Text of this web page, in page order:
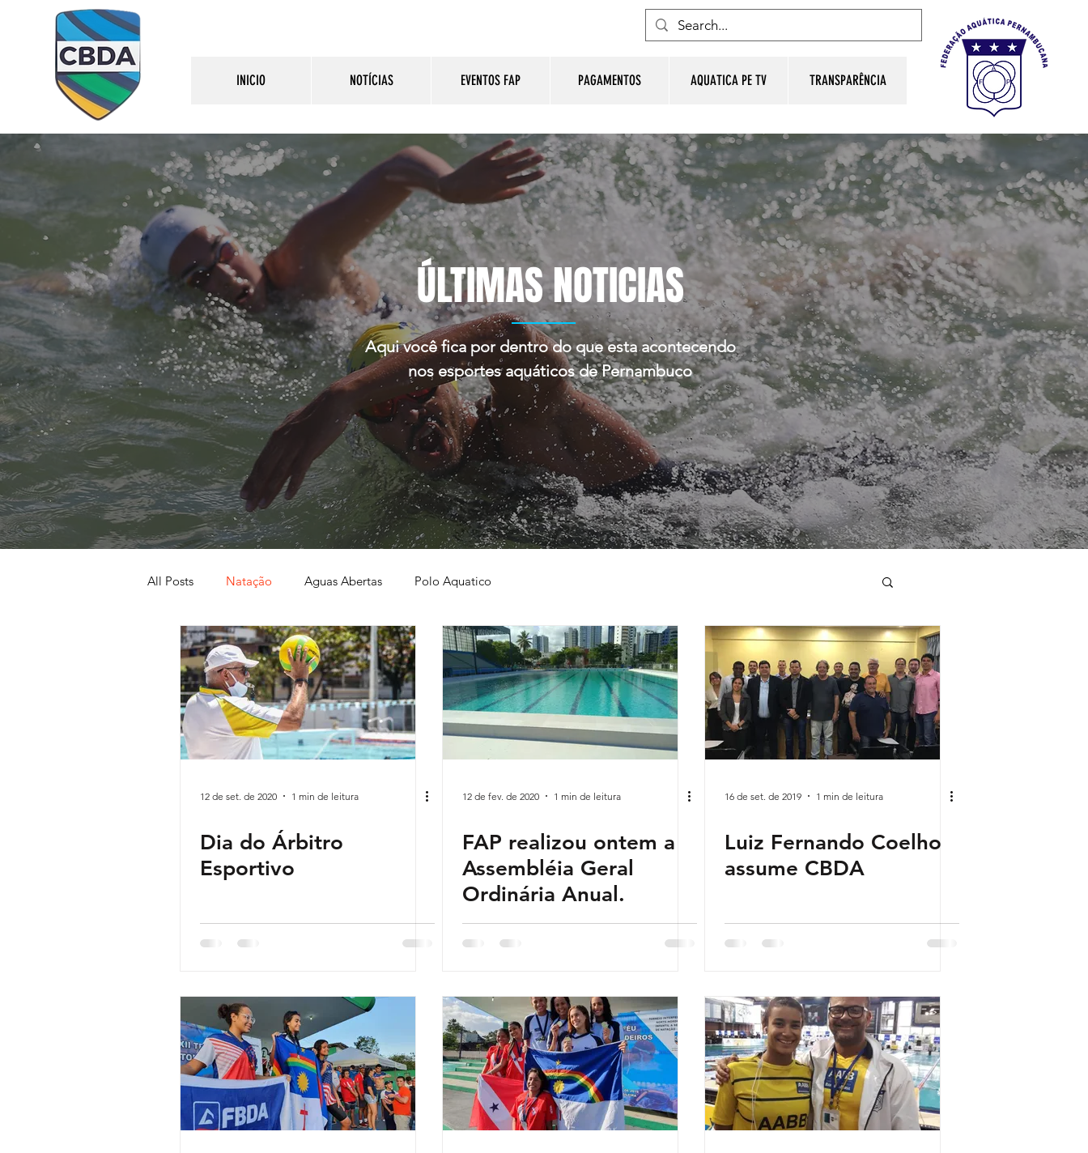
INICIO NOTÍCIAS EVENTOS FAP PAGAMENTOS AQUATICA PE TV TRANSPARÊNCIA
ÚLTIMAS NOTICIAS
Aqui você fica por dentro do que esta acontecendo
nos esportes aquáticos de Pernambuco
All Posts Natação Aguas Abertas Polo Aquatico
12 de set. de 2020 1 min de leitura
Dia do Árbitro
Esportivo
12 de fev. de 2020 1 min de leitura
FAP realizou ontem a
Assembléia Geral
Ordinária Anual.
16 de set. de 2019 1 min de leitura
Luiz Fernando Coelho
assume CBDA